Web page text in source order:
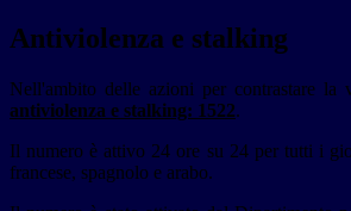
Antiviolenza e stalking
Nell'ambito delle azioni per contrastare la
antiviolenza e stalking: 1522.
Il numero è attivo 24 ore su 24 per tutti i
francese, spagnolo e arabo.